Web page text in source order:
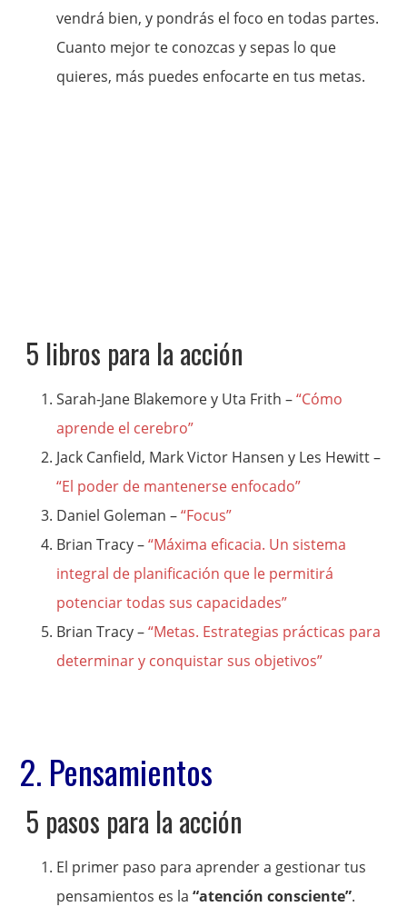
vendrá bien, y pondrás el foco en todas partes.
Cuanto mejor te conozcas y sepas lo que
quieres, más puedes enfocarte en tus metas.
5 libros para la acción
Sarah-Jane Blakemore y Uta Frith –“Cómo
aprende el cerebro”
Jack Canfield, Mark Victor Hansen y Les Hewitt –
“El poder de mantenerse enfocado”
Daniel Goleman –“Focus”
Brian Tracy –“Máxima eficacia. Un sistema
integral de planificación que le permitirá
potenciar todas sus capacidades”
Brian Tracy –“Metas. Estrategias prácticas para
determinar y conquistar sus objetivos”
2. Pensamientos
5 pasos para la acción
El primer paso para aprender a gestionar tus
pensamientos es la “atención consciente”.